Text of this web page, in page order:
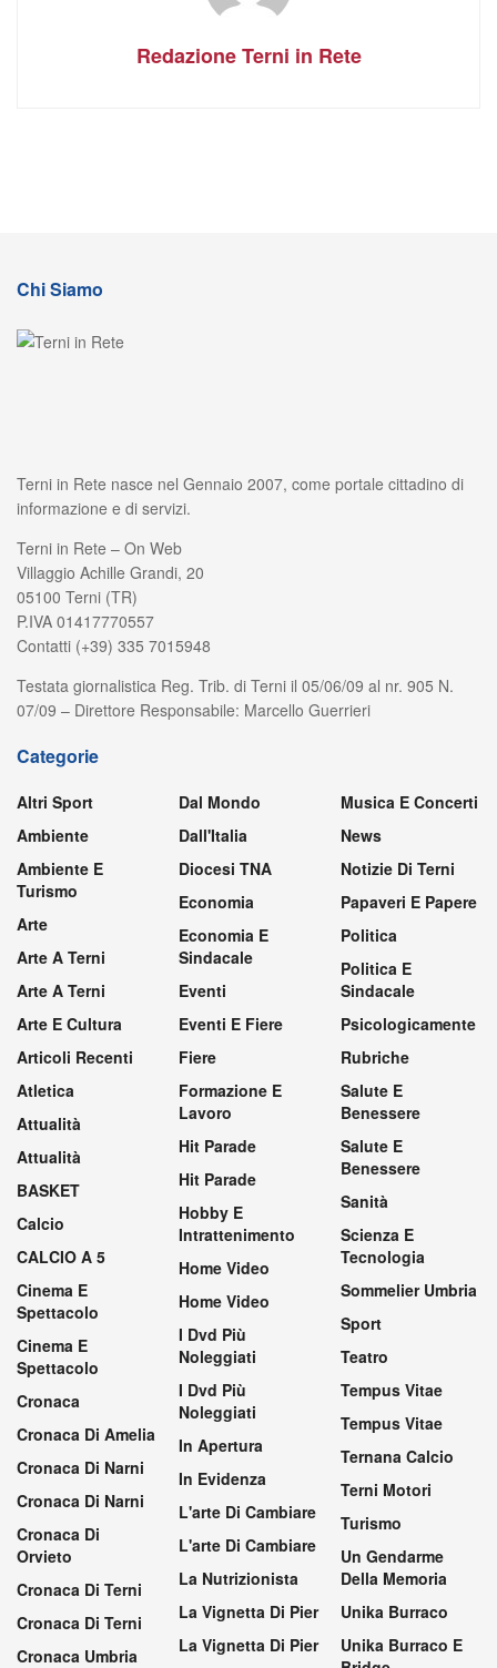
Redazione Terni in Rete
Chi Siamo
Terni in Rete nasce nel Gennaio 2007, come portale cittadino di
informazione e di servizi.
Terni in Rete – On Web
Villaggio Achille Grandi, 20
05100 Terni (TR)
P.IVA 01417770557
Contatti (+39) 335 7015948
Testata giornalistica Reg. Trib. di Terni il 05/06/09 al nr. 905 N.
07/09 – Direttore Responsabile: Marcello Guerrieri
Categorie
Altri Sport
Ambiente
Ambiente E
Turismo
Arte
Arte A Terni
Arte A Terni
Arte E Cultura
Articoli Recenti
Atletica
Attualità
Attualità
BASKET
Calcio
CALCIO A 5
Cinema E
Spettacolo
Cinema E
Spettacolo
Cronaca
Cronaca Di Amelia
Cronaca Di Narni
Cronaca Di Narni
Cronaca Di
Orvieto
Cronaca Di Terni
Cronaca Di Terni
Cronaca Umbria
Dal Mondo
Dall'Italia
Diocesi TNA
Economia
Economia E
Sindacale
Eventi
Eventi E Fiere
Fiere
Formazione E
Lavoro
Hit Parade
Hit Parade
Hobby E
Intrattenimento
Home Video
Home Video
I Dvd Più
Noleggiati
I Dvd Più
Noleggiati
In Apertura
In Evidenza
L'arte Di Cambiare
L'arte Di Cambiare
La Nutrizionista
La Vignetta Di Pier
La Vignetta Di Pier
Musica E Concerti
News
Notizie Di Terni
Papaveri E Papere
Politica
Politica E
Sindacale
Psicologicamente
Rubriche
Salute E
Benessere
Salute E
Benessere
Sanità
Scienza E
Tecnologia
Sommelier Umbria
Sport
Teatro
Tempus Vitae
Tempus Vitae
Ternana Calcio
Terni Motori
Turismo
Un Gendarme
Della Memoria
Unika Burraco
Unika Burraco E